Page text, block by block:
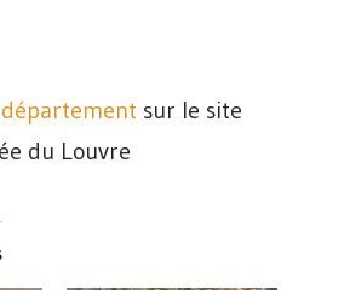
sur le site
du Louvre